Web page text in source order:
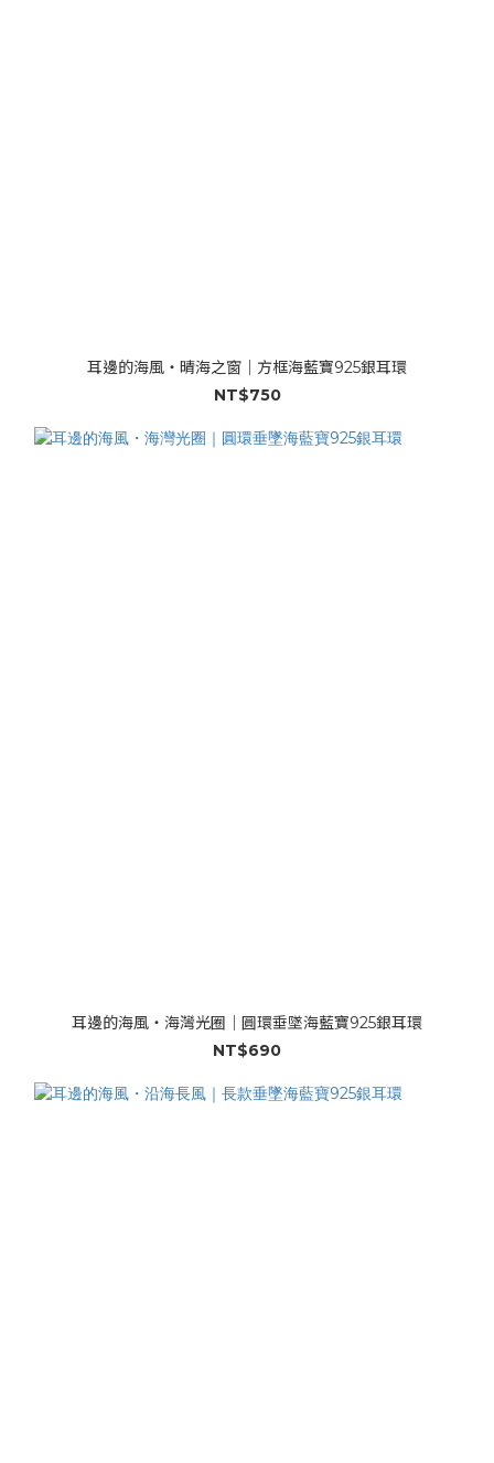
耳邊的海風・晴海之窗｜方框海藍寶925銀耳環
NT$750
耳邊的海風・海灣光圈｜圓環垂墜海藍寶925銀耳環
NT$690